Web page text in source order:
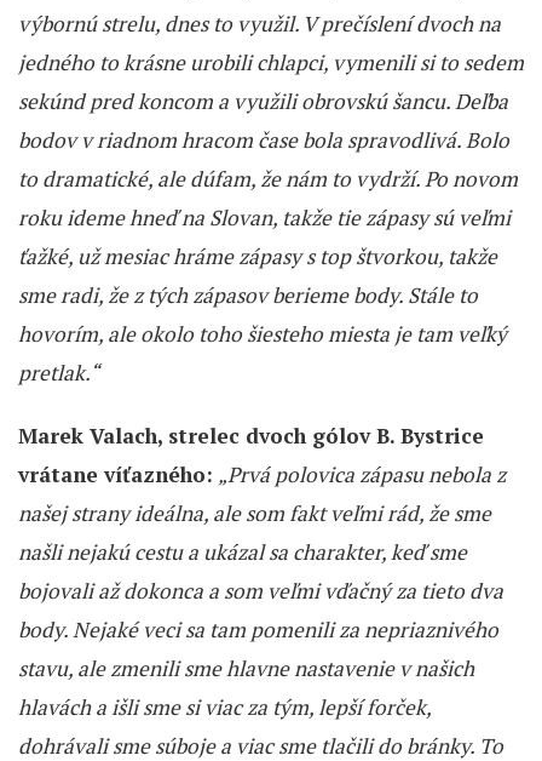
výbornú strelu, dnes to využil. V prečíslení dvoch na
jedného to krásne urobili chlapci, vymenili si to sedem
sekúnd pred koncom a využili obrovskú šancu. Deľba
bodov v riadnom hracom čase bola spravodlivá. Bolo
to dramatické, ale dúfam, že nám to vydrží. Po novom
roku ideme hneď na Slovan, takže tie zápasy sú veľmi
ťažké, už mesiac hráme zápasy s top štvorkou, takže
sme radi, že z tých zápasov berieme body. Stále to
hovorím, ale okolo toho šiesteho miesta je tam veľký
pretlak.“
Marek Valach, strelec dvoch gólov B. Bystrice
vrátane víťazného: „Prvá polovica zápasu nebola z
našej strany ideálna, ale som fakt veľmi rád, že sme
našli nejakú cestu a ukázal sa charakter, keď sme
bojovali až dokonca a som veľmi vďačný za tieto dva
body. Nejaké veci sa tam pomenili za nepriaznivého
stavu, ale zmenili sme hlavne nastavenie v našich
hlavách a išli sme si viac za tým, lepší forček,
dohrávali sme súboje a viac sme tlačili do bránky. To